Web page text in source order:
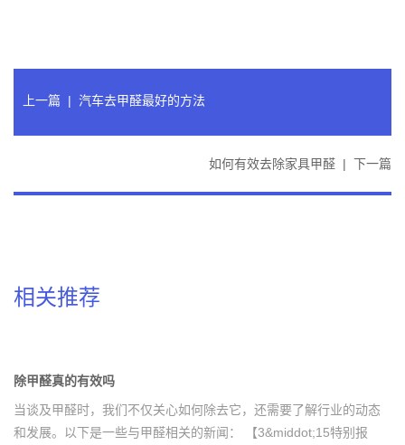
上一篇 | 汽车去甲醛最好的方法
如何有效去除家具甲醛 | 下一篇
相关推荐
除甲醛真的有效吗
当谈及甲醛时，我们不仅关心如何除去它，还需要了解行业的动态
和发展。以下是一些与甲醛相关的新闻： 【3&middot;15特别报